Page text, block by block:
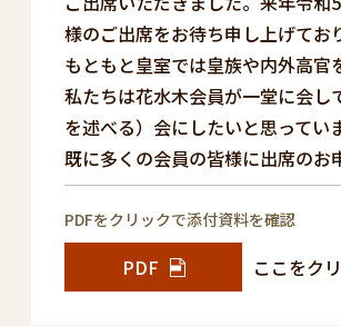
様のご出席をお待ち申し上げてお
もともと皇室では皇族や内外高官
私たちは花水木会員が一堂に会
を述べる）会にしたいと思ってい
既に多くの会員の皆様に出席のお
PDFをクリックで添付資料を確認
PDF ここをク